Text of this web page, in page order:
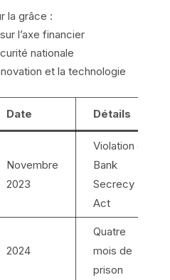
la grâce :
l’axe financier
nationale
et la technologie
Date Détails
Novembre
2023
Violation du
Bank
Secrecy
Act
2024
Quatre
mois de
prison